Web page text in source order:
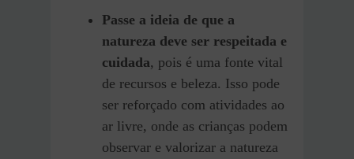
Passe a ideia de que a
natureza deve ser respeitada e
cuidada, pois é uma fonte vital
de recursos e beleza. Isso pode
ser reforçado com atividades ao
ar livre, onde as crianças podem
observar e valorizar a natureza